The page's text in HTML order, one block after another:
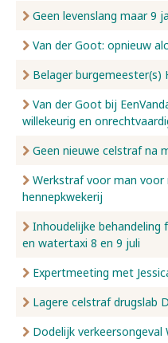
Geen levenslang maar 9
Van der Goot: opnieuw
Belager burgemeester(s)
Van der Goot bij
willekeurig en
Geen nieuwe celstraf na
Werkstraf voor man voor
hennepkwekerij
Inhoudelijke behandeling
en watertaxi 8 en 9 juli
Expertmeeting met
Lagere celstraf drugslab
Dodelijk verkeersongeval